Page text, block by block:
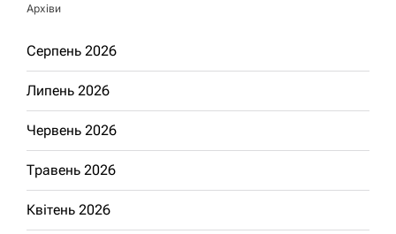
Архіви
Серпень 2026
Липень 2026
Червень 2026
Травень 2026
Квітень 2026